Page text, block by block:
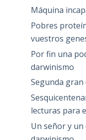
Máquina
Pobres
vuestros
Por fin una
darwinismo
Segunda
lecturas para
Un señor y un